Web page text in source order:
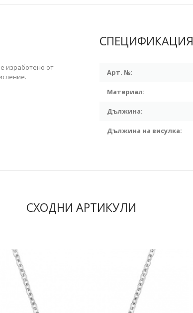
изработено от
СПЕЦИФИКАЦИЯ
Арт. №:
Материал:
Дължина:
Дължина на висулка:
СХОДНИ АРТИКУЛИ